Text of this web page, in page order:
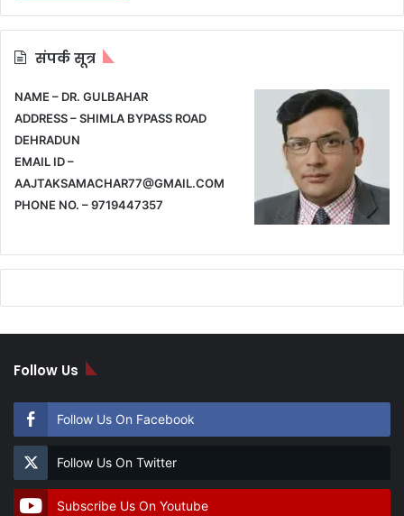
संपर्क सूत्र
NAME – DR. GULBAHAR
ADDRESS – SHIMLA BYPASS ROAD
DEHRADUN
EMAIL ID –
AAJTAKSAMACHAR77@GMAIL.COM
PHONE NO. – 9719447357
Follow Us
Follow Us On Facebook
Follow Us On Twitter
Subscribe Us On Youtube